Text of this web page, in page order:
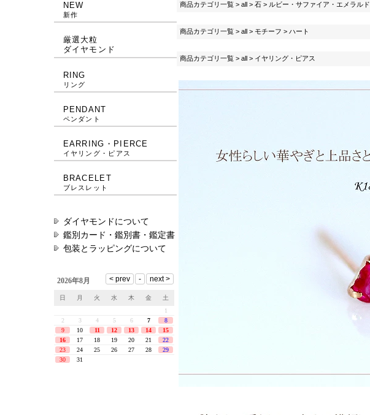
NEW
新作
厳選大粒
ダイヤモンド
RING
リング
PENDANT
ペンダント
EARRING・PIERCE
イヤリング・ピアス
BRACELET
ブレスレット
ダイヤモンドについて
鑑別カード・鑑別書・鑑定書
包装とラッピングについて
商品カテゴリ一覧> all> 石> ルビー・サファイア・エメラルド
商品カテゴリ一覧> all> モチーフ > ハート
商品カテゴリ一覧> all> イヤリング・ピアス